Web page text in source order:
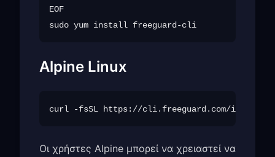
EOF
Alpine Linux
Οι χρήστες Alpine μπορεί να χρειαστεί να